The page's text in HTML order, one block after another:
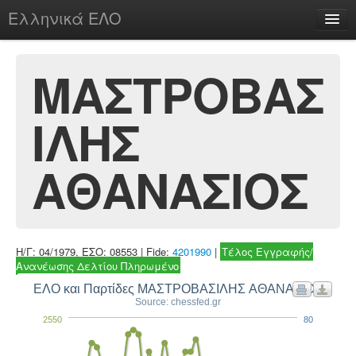
Ελληνικά ΕΛΟ
chesstu.be @ discord
Login
ΜΑΣΤΡΟΒΑΣ
ΙΛΗΣ
ΑΘΑΝΑΣΙΟΣ
Η/Γ: 04/1979, ΕΣΟ: 08553 | Fide: 4201990 | Τέλος Εγγραφής/
Ανανέωσης Δελτίου Πληρωμένο
ΕΛΟ και Παρτίδες ΜΑΣΤΡΟΒΑΣΙΛΗΣ ΑΘΑΝΑΣΙΟΣ
Source: chessfed.gr
2550 80